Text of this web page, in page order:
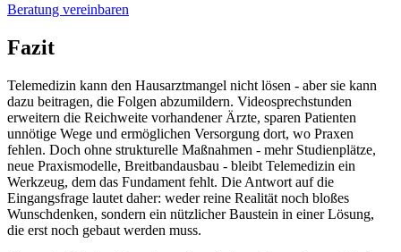
Beratung vereinbaren
Fazit
Telemedizin kann den Hausarztmangel nicht lösen - aber sie kann
dazu beitragen, die Folgen abzumildern. Videosprechstunden
erweitern die Reichweite vorhandener Ärzte, sparen Patienten
unnötige Wege und ermöglichen Versorgung dort, wo Praxen
fehlen. Doch ohne strukturelle Maßnahmen - mehr Studienplätze,
neue Praxismodelle, Breitbandausbau - bleibt Telemedizin ein
Werkzeug, dem das Fundament fehlt. Die Antwort auf die
Eingangsfrage lautet daher: weder reine Realität noch bloßes
Wunschdenken, sondern ein nützlicher Baustein in einer Lösung,
die erst noch gebaut werden muss.